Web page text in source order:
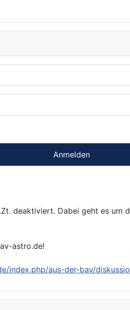
Anmelden
deaktiviert. Dabei geht es um
astro.de!
index.php/aus-der-bav/